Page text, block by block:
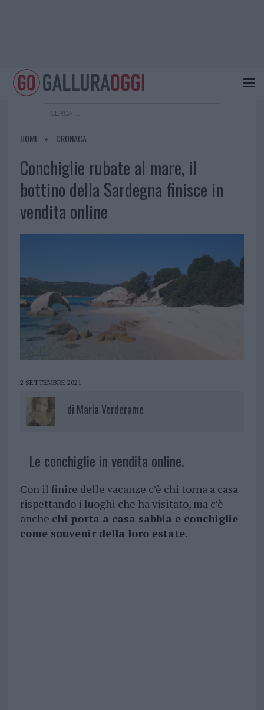
HOME CRONACA
Conchiglie rubate al mare, il
bottino della Sardegna finisce in
vendita online
2 SETTEMBRE 2021
di Maria Verderame
Le conchiglie in vendita online.
Con il finire delle vacanze c’è chi torna a casa
rispettando i luoghi che ha visitato, ma c’è
anche chi porta a casa sabbia e conchiglie
come souvenir della loro estate.